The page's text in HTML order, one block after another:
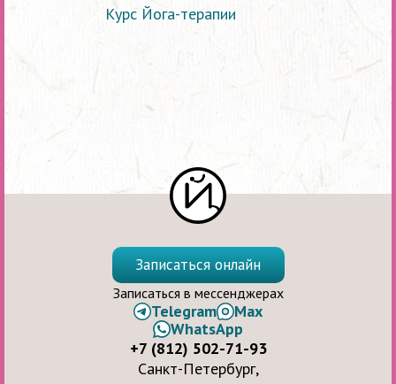
Курс Йога-терапии
Записаться онлайн
Записаться в мессенджерах
Telegram
Max
WhatsApp
+7 (812) 502-71-93
Санкт-Петербург,